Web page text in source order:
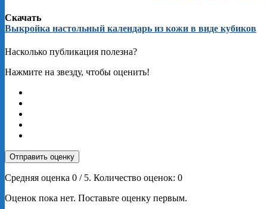
Скачать
Выкройка настольный календарь из кожи в виде кубиков
Насколько публикация полезна?
Нажмите на звезду, чтобы оценить!
Отправить оценку
Средняя оценка 0 / 5. Количество оценок: 0
Оценок пока нет. Поставьте оценку первым.